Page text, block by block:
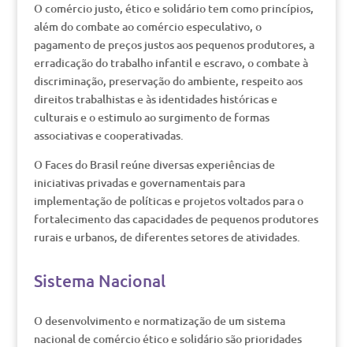
O comércio justo, ético e solidário tem como princípios,
além do combate ao comércio especulativo, o
pagamento de preços justos aos pequenos produtores, a
erradicação do trabalho infantil e escravo, o combate à
discriminação, preservação do ambiente, respeito aos
direitos trabalhistas e às identidades históricas e
culturais e o estimulo ao surgimento de formas
associativas e cooperativadas.
O Faces do Brasil reúne diversas experiências de
iniciativas privadas e governamentais para
implementação de políticas e projetos voltados para o
fortalecimento das capacidades de pequenos produtores
rurais e urbanos, de diferentes setores de atividades.
Sistema Nacional
O desenvolvimento e normatização de um sistema
nacional de comércio ético e solidário são prioridades